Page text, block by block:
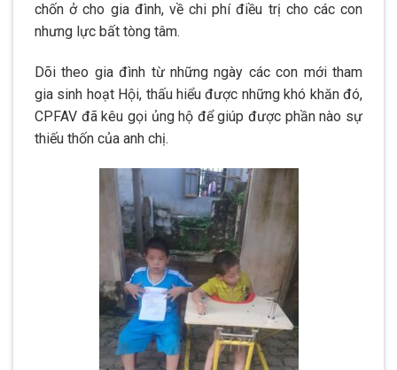
chốn ở cho gia đình, về chi phí điều trị cho các con
nhưng lực bất tòng tâm.
Dõi theo gia đình từ những ngày các con mới tham
gia sinh hoạt Hội, thấu hiểu được những khó khăn đó,
CPFAV đã kêu gọi ủng hộ để giúp được phần nào sự
thiếu thốn của anh chị.